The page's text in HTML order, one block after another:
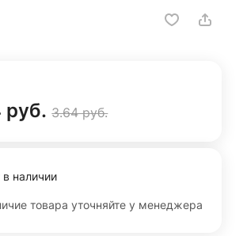
руб. 3.64 руб.
в наличии
товара уточняйте у менеджера